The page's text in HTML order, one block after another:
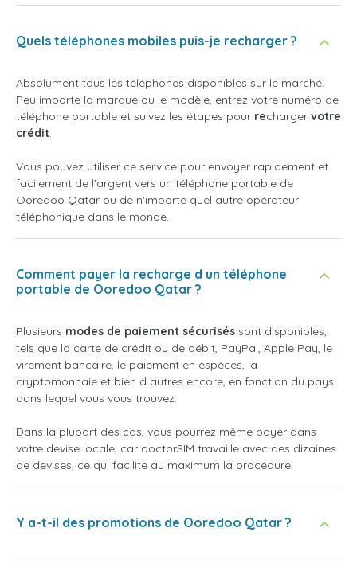
Quels téléphones mobiles puis-je recharger ?
Absolument tous les téléphones disponibles sur le marché.
Peu importe la marque ou le modèle, entrez votre numéro de
téléphone portable et suivez les étapes pour recharger votre
crédit.
Vous pouvez utiliser ce service pour envoyer rapidement et
facilement de l'argent vers un téléphone portable de
Ooredoo Qatar ou de n'importe quel autre opérateur
téléphonique dans le monde.
Comment payer la recharge d un téléphone
portable de Ooredoo Qatar ?
Plusieurs modes de paiement sécurisés sont disponibles,
tels que la carte de crédit ou de débit, PayPal, Apple Pay, le
virement bancaire, le paiement en espèces, la
cryptomonnaie et bien d autres encore, en fonction du pays
dans lequel vous vous trouvez.
Dans la plupart des cas, vous pourrez même payer dans
votre devise locale, car doctorSIM travaille avec des dizaines
de devises, ce qui facilite au maximum la procédure.
Y a-t-il des promotions de Ooredoo Qatar ?